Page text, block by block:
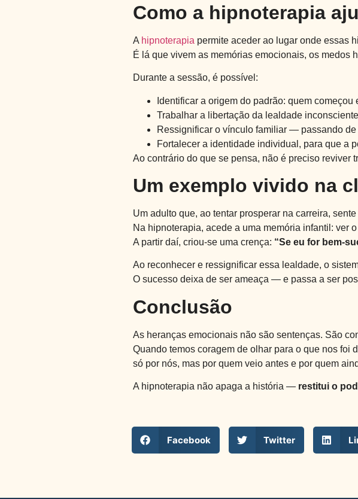
Como a hipnoterapia
A hipnoterapia permite aceder ao lugar onde essas
É lá que vivem as memórias emocionais, os medos
Durante a sessão, é possível:
Identificar a origem do padrão: quem
Trabalhar a libertação da lealdade
Ressignificar o vínculo familiar — passando
Fortalecer a identidade individual, para que a
Ao contrário do que se pensa, não é preciso reviver
Um exemplo vivido na
Um adulto que, ao tentar prosperar na carreira, sente
Na hipnoterapia, acede a uma memória infantil: ver
A partir daí, criou-se uma crença: “Se eu for bem-
Ao reconhecer e ressignificar essa lealdade, o
O sucesso deixa de ser ameaça — e passa a ser
Conclusão
As heranças emocionais não são sentenças. São
Quando temos coragem de olhar para o que nos
só por nós, mas por quem veio antes e por quem
A hipnoterapia não apaga a história — restitui o
Facebook Twitter